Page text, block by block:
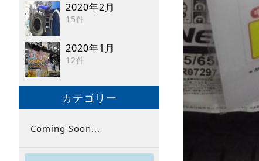
2020年2月
15件
2020年1月
12件
カテゴリー
Coming Soon...